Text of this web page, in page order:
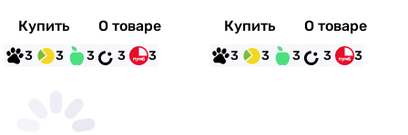
Купить О товаре
3 3 3 3 3
Купить О товаре
3 3 3 3 3